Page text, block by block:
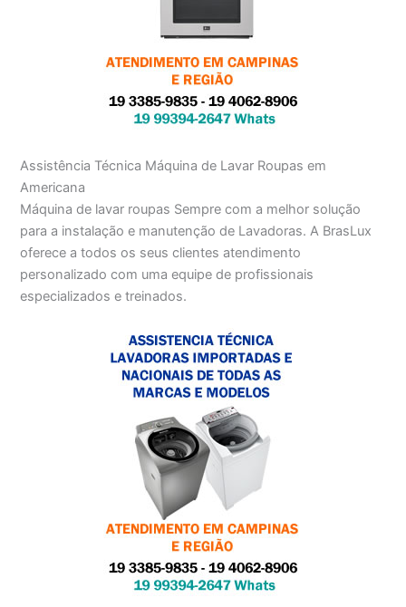
Assistência Técnica Máquina de Lavar Roupas em
Americana
Máquina de lavar roupas Sempre com a melhor solução
para a instalação e manutenção de Lavadoras. A BrasLux
oferece a todos os seus clientes atendimento
personalizado com uma equipe de profissionais
especializados e treinados.